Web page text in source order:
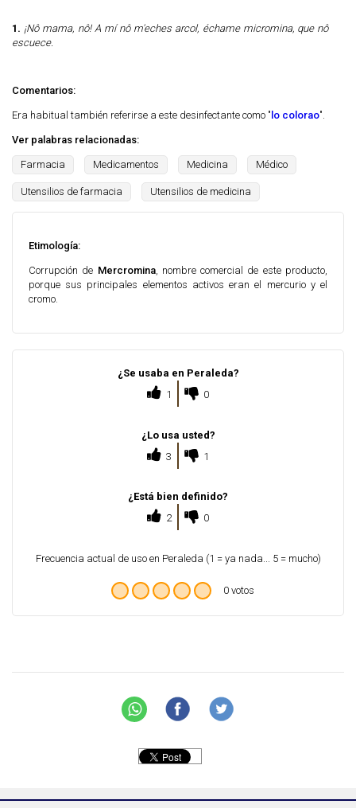
1. ¡Nô mama, nô! A mí nô m'eches arcol, échame micromina, que nô
escuece.
Comentarios:
Era habitual también referirse a este desinfectante como " lo colorao".
Ver palabras relacionadas:
Farmacia Medicamentos Medicina Médico
Utensilios de farmacia Utensilios de medicina
Etimología:
Corrupción de Mercromina, nombre comercial de este producto,
porque sus principales elementos activos eran el mercurio y el
cromo.
¿Se usaba en Peraleda?
1
0
¿Lo usa usted?
3
1
¿Está bien definido?
2
0
Frecuencia actual de uso en Peraleda (1 = ya nada... 5 = mucho)
0 votos